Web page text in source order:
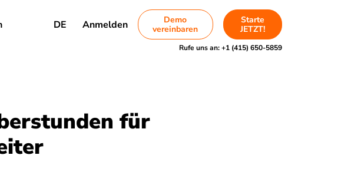
DE Anmelden
Demo
vereinbaren
Starte
JETZT!
Rufe uns an:+1 (415) 650-5859
für